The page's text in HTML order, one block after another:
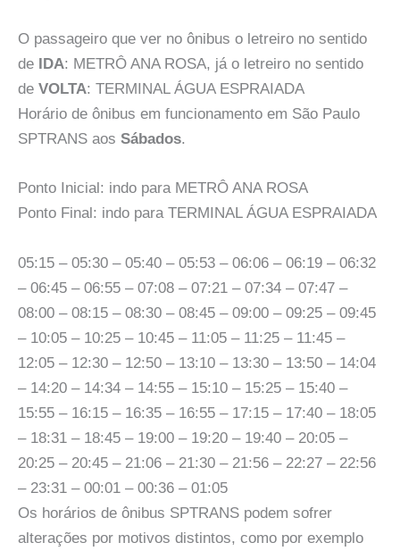
O passageiro que ver no ônibus o letreiro no sentido
de
IDA: METRÔ ANA ROSA, já o letreiro no sentido
de VOLTA: TERMINAL ÁGUA ESPRAIADA
Horário de ônibus em funcionamento em São Paulo
SPTRANS aos Sábados.
Ponto Inicial: indo para METRÔ ANA ROSA
Ponto Final: indo para TERMINAL ÁGUA ESPRAIADA
05:15 – 05:30 – 05:40 – 05:53 – 06:06 – 06:19 – 06:32
– 06:45 – 06:55 – 07:08 – 07:21 – 07:34 – 07:47 –
08:00 – 08:15 – 08:30 – 08:45 – 09:00 – 09:25 – 09:45
– 10:05 – 10:25 – 10:45 – 11:05 – 11:25 – 11:45 –
12:05 – 12:30 – 12:50 – 13:10 – 13:30 – 13:50 – 14:04
– 14:20 – 14:34 – 14:55 – 15:10 – 15:25 – 15:40 –
15:55 – 16:15 – 16:35 – 16:55 – 17:15 – 17:40 – 18:05
– 18:31 – 18:45 – 19:00 – 19:20 – 19:40 – 20:05 –
20:25 – 20:45 – 21:06 – 21:30 – 21:56 – 22:27 – 22:56
– 23:31 – 00:01 – 00:36 – 01:05
Os horários de ônibus SPTRANS podem sofrer
alterações por motivos distintos, como por exemplo